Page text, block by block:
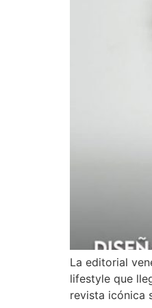
La editorial
lifestyle que
revista icónica